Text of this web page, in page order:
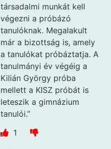
társadalmi munkát kell
végezni a próbázó
tanulóknak. Megalakult
már a bizottság is, amely
a tanulókat próbáztatja. A
tanulmányi év végéig a
Kilián György próba
mellett a KISZ próbát is
leteszik a gimnázium
tanulói.”
1